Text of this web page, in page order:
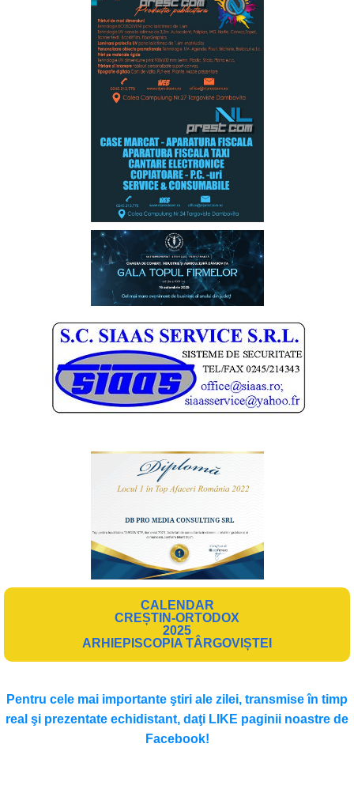
CALENDAR
CREȘTIN-ORTODOX
2025
ARHIEPISCOPIA TÂRGOVIȘTEI
Pentru cele mai importante ştiri ale zilei, transmise în timp
real şi prezentate echidistant, daţi LIKE paginii noastre de
Facebook!